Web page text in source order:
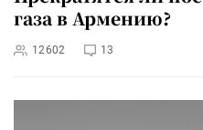
газа в Армению?
12602 13